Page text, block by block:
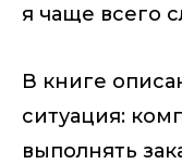
я чаще всего
В книге
ситуация:
выполнять